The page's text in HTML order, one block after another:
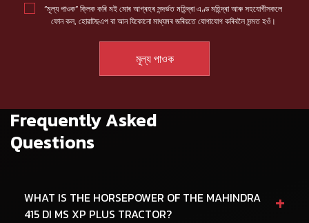
“মূল্য পাওক” ক্লিক কৰি মই মোৰ আগ্ৰহৰ সন্দৰ্ভত মহিন্দ্ৰা এণ্ড মহিন্দ্ৰা আৰু সহযোগীসকলে
ফোন কল, হোৱাটছএপ বা আন যিকোনো মাধ্যমৰ জৰিয়তে যোগাযোগ কৰিবলৈ সন্মত হওঁ।
Frequently Asked
Questions
WHAT IS THE HORSEPOWER OF THE MAHINDRA
415 DI MS XP PLUS TRACTOR?
+